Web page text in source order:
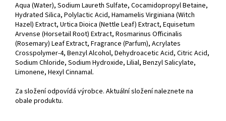
Aqua (Water), Sodium Laureth Sulfate, Cocamidopropyl Betaine,
Hydrated Silica, Polylactic Acid, Hamamelis Virginiana (Witch
Hazel) Extract, Urtica Dioica (Nettle Leaf) Extract, Equisetum
Arvense (Horsetail Root) Extract, Rosmarinus Officinalis
(Rosemary) Leaf Extract, Fragrance (Parfum), Acrylates
Crosspolymer-4, Benzyl Alcohol, Dehydroacetic Acid, Citric Acid,
Sodium Chloride, Sodium Hydroxide, Lilial, Benzyl Salicylate,
Limonene, Hexyl Cinnamal.
Za složení odpovídá výrobce. Aktuální složení naleznete na
obale produktu.